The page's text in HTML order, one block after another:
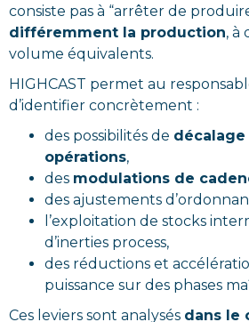
consiste pas à “arrêter de
différemment la production, à
volume équivalents.
HIGHCAST permet au
d’identifier concrètement :
des possibilités de
opérations,
des modulations de
des ajustements
l’exploitation de stocks
d’inerties process,
des réductions et
puissance sur des phases
Ces leviers sont analysés dans le